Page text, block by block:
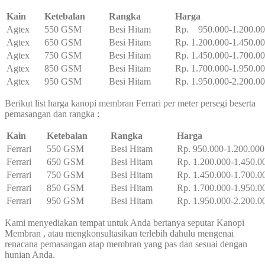
Kain Ketebalan Rangka
Harga
Agtex
550 GSM Besi Hitam
Rp. 950.000-
Agtex
650 GSM Besi Hitam
Rp. 1.200.000-
Agtex
750 GSM Besi Hitam
Rp. 1.450.000-
Agtex
850 GSM Besi Hitam
Rp. 1.700.000-
Agtex
950 GSM Besi Hitam Rp. 1.950.000-
Berikut list harga kanopi membran Ferrari per meter persegi beserta
pemasangan dan rangka :
Kain Ketebalan Rangka
Harga
Ferrari
550 GSM Besi Hitam
Rp. 950.000-1.200.000
Ferrari
650 GSM Besi Hitam
Rp. 1.200.000-
Ferrari
750 GSM Besi Hitam
Rp. 1.450.000-
Ferrari
850 GSM Besi Hitam
Rp. 1.700.000-
Ferrari
950 GSM Besi Hitam Rp. 1.950.000-
Kami menyediakan tempat untuk Anda bertanya seputar Kanopi
Membran , atau mengkonsultasikan terlebih dahulu mengenai
renacana pemasangan atap membran yang pas dan sesuai dengan
hunian Anda.